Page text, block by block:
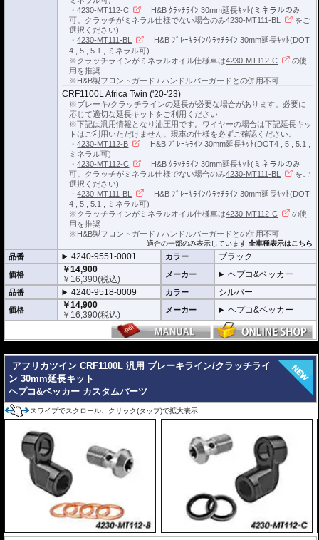
・4230-MT112-C
H&B ｸﾗｯﾁﾗｲﾝ 30mm延長ｷｯﾄ(ミネラルのみ
可。クラッチがミネラル仕様でない場合のみ4230-MT111-BL
をご
選択ください)
・4230-MT111-BL
H&B ﾌﾞﾚｰｷﾗｲﾝ/ｸﾗｯﾁﾗｲﾝ 30mm延長ｷｯﾄ(DOT
4 , 5 , 5.1 , ミネラル可)
※クラッチラインがミネラルオイル仕様車は4230-MT112-C
の使
用を推奨
※H&B製フロントガード / ハンドルバーガードとの併用不可
CRF1100L Africa Twin ('20-'23)
※ブレーキ/クラッチラインの延長が必要な場合があります。必要に
応じて適切な延長キットをご利用ください
※下記は汎用情報となり油圧用です。ワイヤーの場合は下記延長キッ
トはご利用いただけません。現車の仕様を必ずご確認ください。
・4230-MT112-B
H&B ﾌﾞﾚｰｷﾗｲﾝ 30mm延長ｷｯﾄ(DOT4 , 5 , 5.1 ,
ミネラル可)
・4230-MT112-C
H&B ｸﾗｯﾁﾗｲﾝ 30mm延長ｷｯﾄ(ミネラルのみ
可。クラッチがミネラル仕様でない場合のみ4230-MT111-BL
をご
選択ください)
・4230-MT111-BL
H&B ﾌﾞﾚｰｷﾗｲﾝ/ｸﾗｯﾁﾗｲﾝ 30mm延長ｷｯﾄ(DOT
4 , 5 , 5.1 , ミネラル可)
※クラッチラインがミネラルオイル仕様車は4230-MT112-C
の使
用を推奨
※H&B製フロントガード / ハンドルバーガードとの併用不可
適合の一部のみ表示しています全車種表示はこちら
品番 4240-9551-0001 カラー ブラック
価格
￥14,900
￥ 16,390(税込) メーカー ヘプコ&ベッカー
品番 4240-9518-0009 カラー シルバー
価格
￥14,900
￥ 16,390(税込) メーカー ヘプコ&ベッカー
アフリカツイン CRF1100L 汎用 ブレーキライン/クラッチライ
ン 30mm延長キット
ヘプコ&ベッカー カスタムパーツ
スワイプでスクロール、クリック(タップ)で拡大表示